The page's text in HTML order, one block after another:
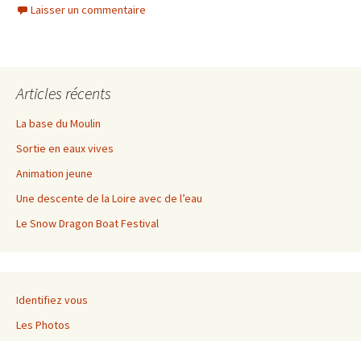
Laisser un commentaire
Articles récents
La base du Moulin
Sortie en eaux vives
Animation jeune
Une descente de la Loire avec de l’eau
Le Snow Dragon Boat Festival
Identifiez vous
Les Photos